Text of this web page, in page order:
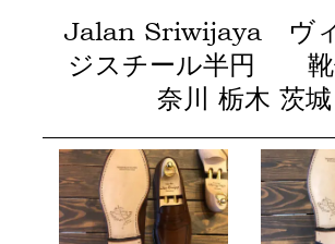
Jalan Sriwijaya ヴ
ジスチール半円 靴
奈川 栃木 茨城